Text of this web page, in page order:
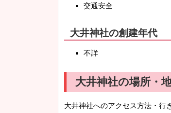
交通安全
大井神社の創建年代
不詳
大井神社の場所・
大井神社へのアクセス方法・行